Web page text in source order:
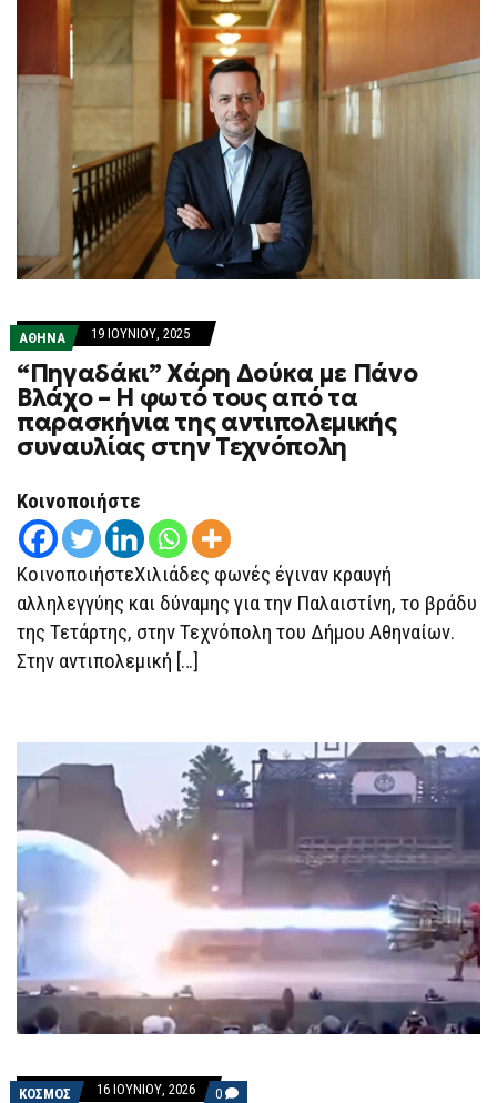
ΑΘΗΝΑ 19 ΙΟΥΝΊΟΥ, 2025
“Πηγαδάκι” Χάρη Δούκα με Πάνο
Βλάχο – Η φωτό τους από τα
παρασκήνια της αντιπολεμικής
συναυλίας στην Τεχνόπολη
Κοινοποιήστε
ΚοινοποιήστεΧιλιάδες φωνές έγιναν κραυγή
αλληλεγγύης και δύναμης για την Παλαιστίνη, το βράδυ
της Τετάρτης, στην Τεχνόπολη του Δήμου Αθηναίων.
Στην αντιπολεμική […]
ΚΟΣΜΟΣ 16 ΙΟΥΝΊΟΥ, 2026 0 COMMENTS